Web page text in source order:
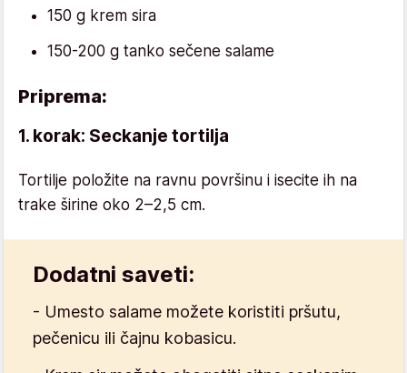
150 g krem sira
150-200 g tanko sečene salame
Priprema:
1. korak: Seckanje tortilja
Tortilje položite na ravnu površinu i isecite ih na
trake širine oko 2–2,5 cm.
Dodatni saveti:
- Umesto salame možete koristiti pršutu,
pečenicu ili čajnu kobasicu.